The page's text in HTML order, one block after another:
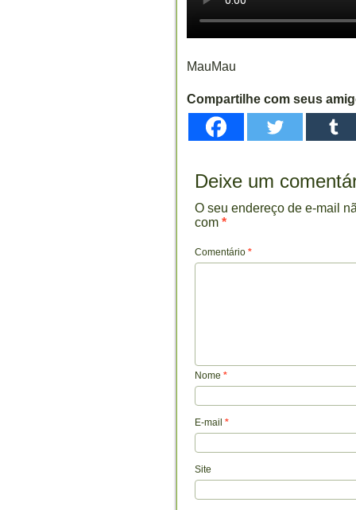
MauMau
Compartilhe com seus
Deixe um
O seu endereço de e-mail
com *
Comentário *
Nome *
E-mail *
Site